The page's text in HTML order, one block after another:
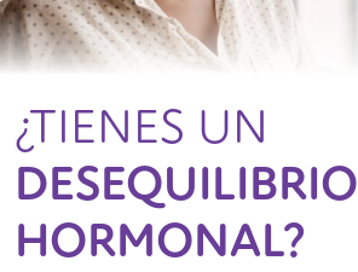
¿TIENES UN
DESEQUILIBRIO
HORMONAL?